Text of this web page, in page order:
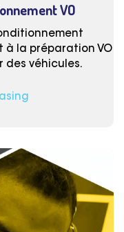
VO
à la préparation VO
des véhicules.